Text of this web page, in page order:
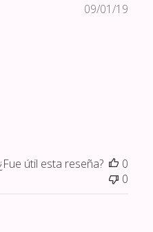
09/01/19
útil esta reseña?
0
0